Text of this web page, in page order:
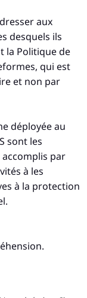
aux
desquels ils
la Politique de
qui est
et non par
déployée au
sont les
par
à les
à la protection